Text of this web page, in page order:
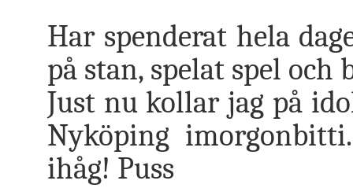
Har spenderat hela
på stan, spelat spel
Just nu kollar jag på
Nyköping
ihåg! Puss